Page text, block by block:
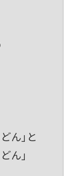
ん」と
ん」